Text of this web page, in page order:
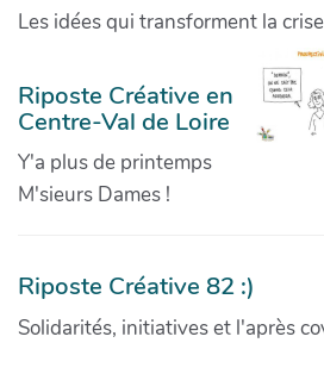
Les idées qui transforment la crise
Riposte Créative en
Centre-Val de Loire
Y'a plus de printemps
M'sieurs Dames !
Riposte Créative 82 :)
Solidarités, initiatives et l'après